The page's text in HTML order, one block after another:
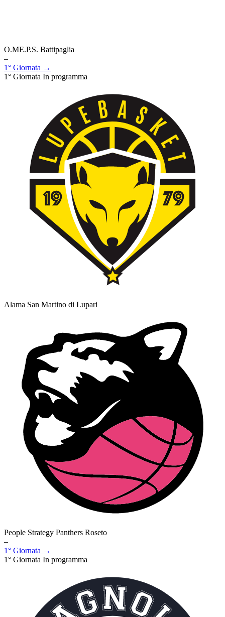
O.ME.P.S. Battipaglia
–
1° Giornata →
1° Giornata In programma
Alama San Martino di Lupari
People Strategy Panthers Roseto
–
1° Giornata →
1° Giornata In programma